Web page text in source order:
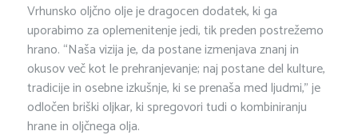
Vrhunsko oljčno olje je dragocen dodatek, ki ga
uporabimo za oplemenitenje jedi, tik preden postrežemo
hrano. “Naša vizija je, da postane izmenjava znanj in
okusov več kot le prehranjevanje; naj postane del kulture,
tradicije in osebne izkušnje, ki se prenaša med ljudmi,” je
odločen briški oljkar, ki spregovori tudi o kombiniranju
hrane in oljčnega olja.